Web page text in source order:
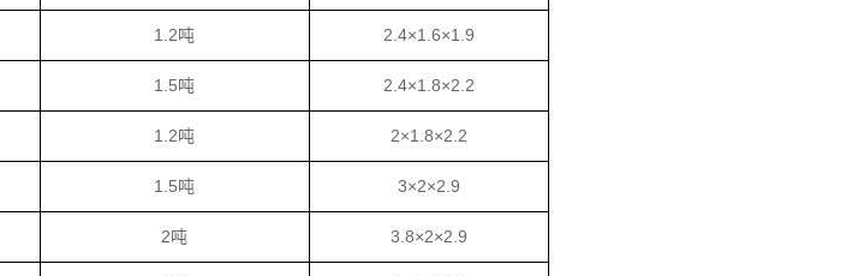
1.2吨 2.4×1.6×1.9
1.5吨 2.4×1.8×2.2
1.2吨 2×1.8×2.2
1.5吨 3×2×2.9
2吨 3.8×2×2.9